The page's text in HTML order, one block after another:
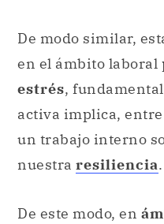
De modo similar,
en el ámbito laboral
estrés,
activa implica,
un trabajo interno
nuestra resiliencia.
De este modo, en